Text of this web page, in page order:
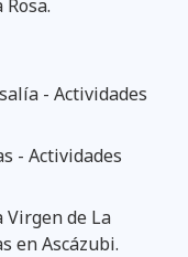
- Actividades
- Actividades
Virgen de La
en Ascázubi.